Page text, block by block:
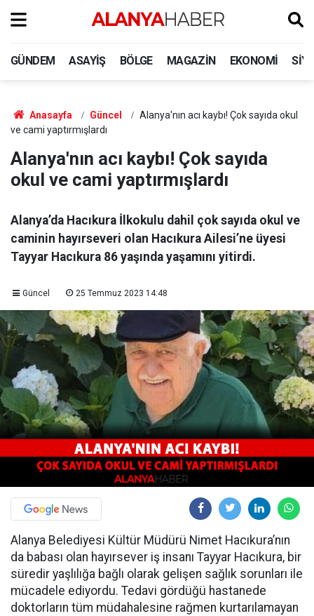
GÜNDEM ASAYIŞ BÖLGE MAGAZIN EKONOMI
Anasayfa Güncel
Alanya'nın acı kaybı! Çok sayıda okul
ve cami yaptırmışlardı
Alanya'nın acı kaybı! Çok sayıda
okul ve cami yaptırmışlardı
Alanya’da Hacıkura İlkokulu dahil çok sayıda okul ve
caminin hayırseveri olan Hacıkura Ailesi’ne üyesi
Tayyar Hacıkura 86 yaşında yaşamını yitirdi.
Güncel 25 Temmuz 2023 14:48
Alanya Belediyesi Kültür Müdürü Nimet Hacıkura’nın
da babası olan hayırsever iş insanı Tayyar Hacıkura, bir
süredir yaşlılığa bağlı olarak gelişen sağlık sorunları ile
mücadele ediyordu. Tedavi gördüğü hastanede
doktorların tüm müdahalesine rağmen kurtarılamayan